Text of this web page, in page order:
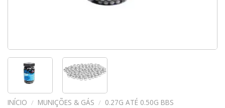
INÍCIO / MUNIÇÕES & GÁS / 0.27G ATÉ 0.50G BBS